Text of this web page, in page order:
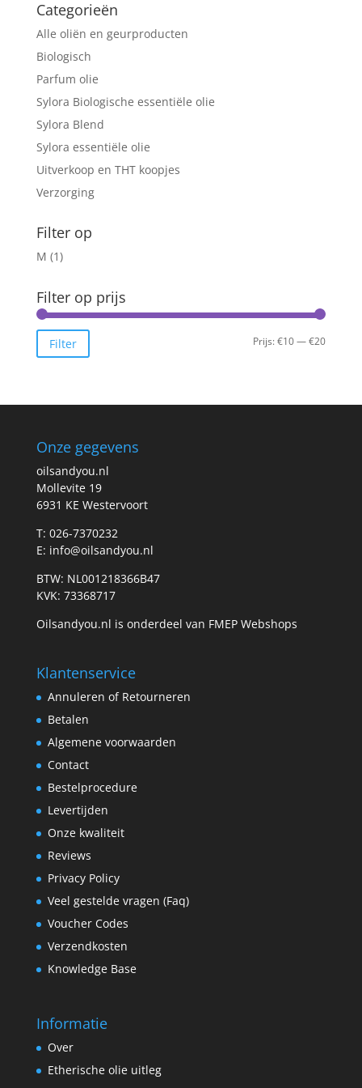
Categorieën
Alle oliën en geurproducten
Biologisch
Parfum olie
Sylora Biologische essentiële olie
Sylora Blend
Sylora essentiële olie
Uitverkoop en THT koopjes
Verzorging
Filter op
M (1)
Filter op prijs
Min.
Max.
Filter Prijs:€10—€20
Onze gegevens
oilsandyou.nl
Mollevite 19
6931 KE Westervoort
T: 026-7370232
E: info@oilsandyou.nl
BTW: NL001218366B47
KVK: 73368717
Oilsandyou.nl is onderdeel van FMEP Webshops
Klantenservice
Annuleren of Retourneren
Betalen
Algemene voorwaarden
Contact
Bestelprocedure
Levertijden
Onze kwaliteit
Reviews
Privacy Policy
Veel gestelde vragen (Faq)
Voucher Codes
Verzendkosten
Knowledge Base
Informatie
Over
Etherische olie uitleg